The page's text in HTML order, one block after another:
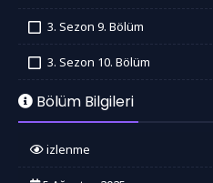
3. Sezon 9. Bölüm
3. Sezon 10. Bölüm
Bölüm Bilgileri
izlenme